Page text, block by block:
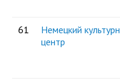
61
Немецкий
центр